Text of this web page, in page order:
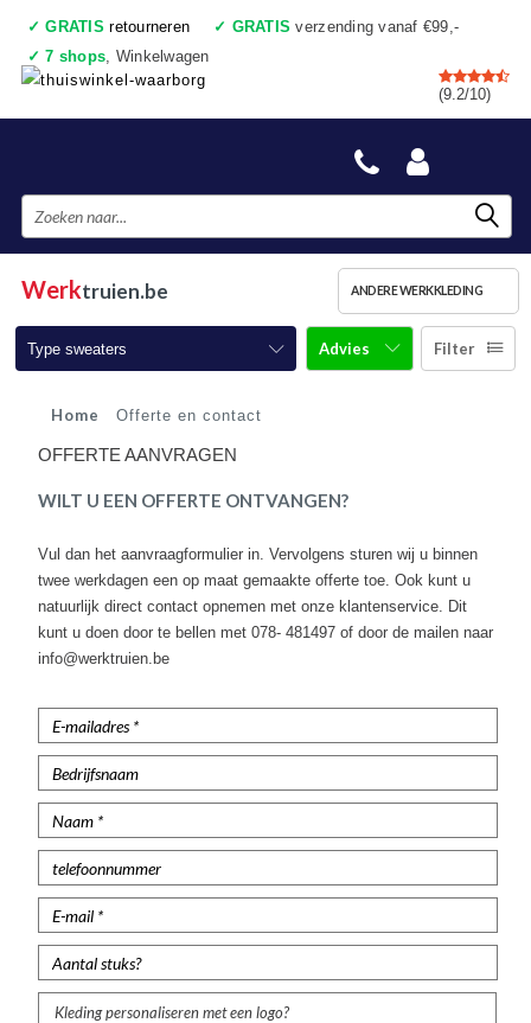
✓ GRATIS retourneren ✓ GRATIS verzending vanaf €99,-
✓ 7 shops, Winkelwagen
✓Voor 17:00 uur besteld, vandaag verzonden
✓Achteraf betalen ✓Ook een échte winkel
(9.2/10)
Werktruien.be ANDERE WERKKLEDING
Type sweaters
Werktruien met ronde hals
Werktruien met ritskraag
Werktruien met capuchon
Werktruien met lange rits
Veiligheidstruien
Polosweaters
Schipperstrui
Fleece trui
Werktruien met colkraag
Kindertruien
Vlamvertragende truien
Filter
Advies
Home Offerte en contact
OFFERTE AANVRAGEN
WILT U EEN OFFERTE ONTVANGEN?
Vul dan het aanvraagformulier in. Vervolgens sturen wij u binnen
twee werkdagen een op maat gemaakte offerte toe. Ook kunt u
natuurlijk direct contact opnemen met onze klantenservice. Dit
kunt u doen door te bellen met 078- 481497 of door de mailen naar
info@werktruien.be
Kleding personaliseren met een logo?